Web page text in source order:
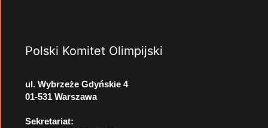
Polski Komitet Olimpijski
ul. Wybrzeże Gdyńskie 4
01-531 Warszawa
Sekretariat: